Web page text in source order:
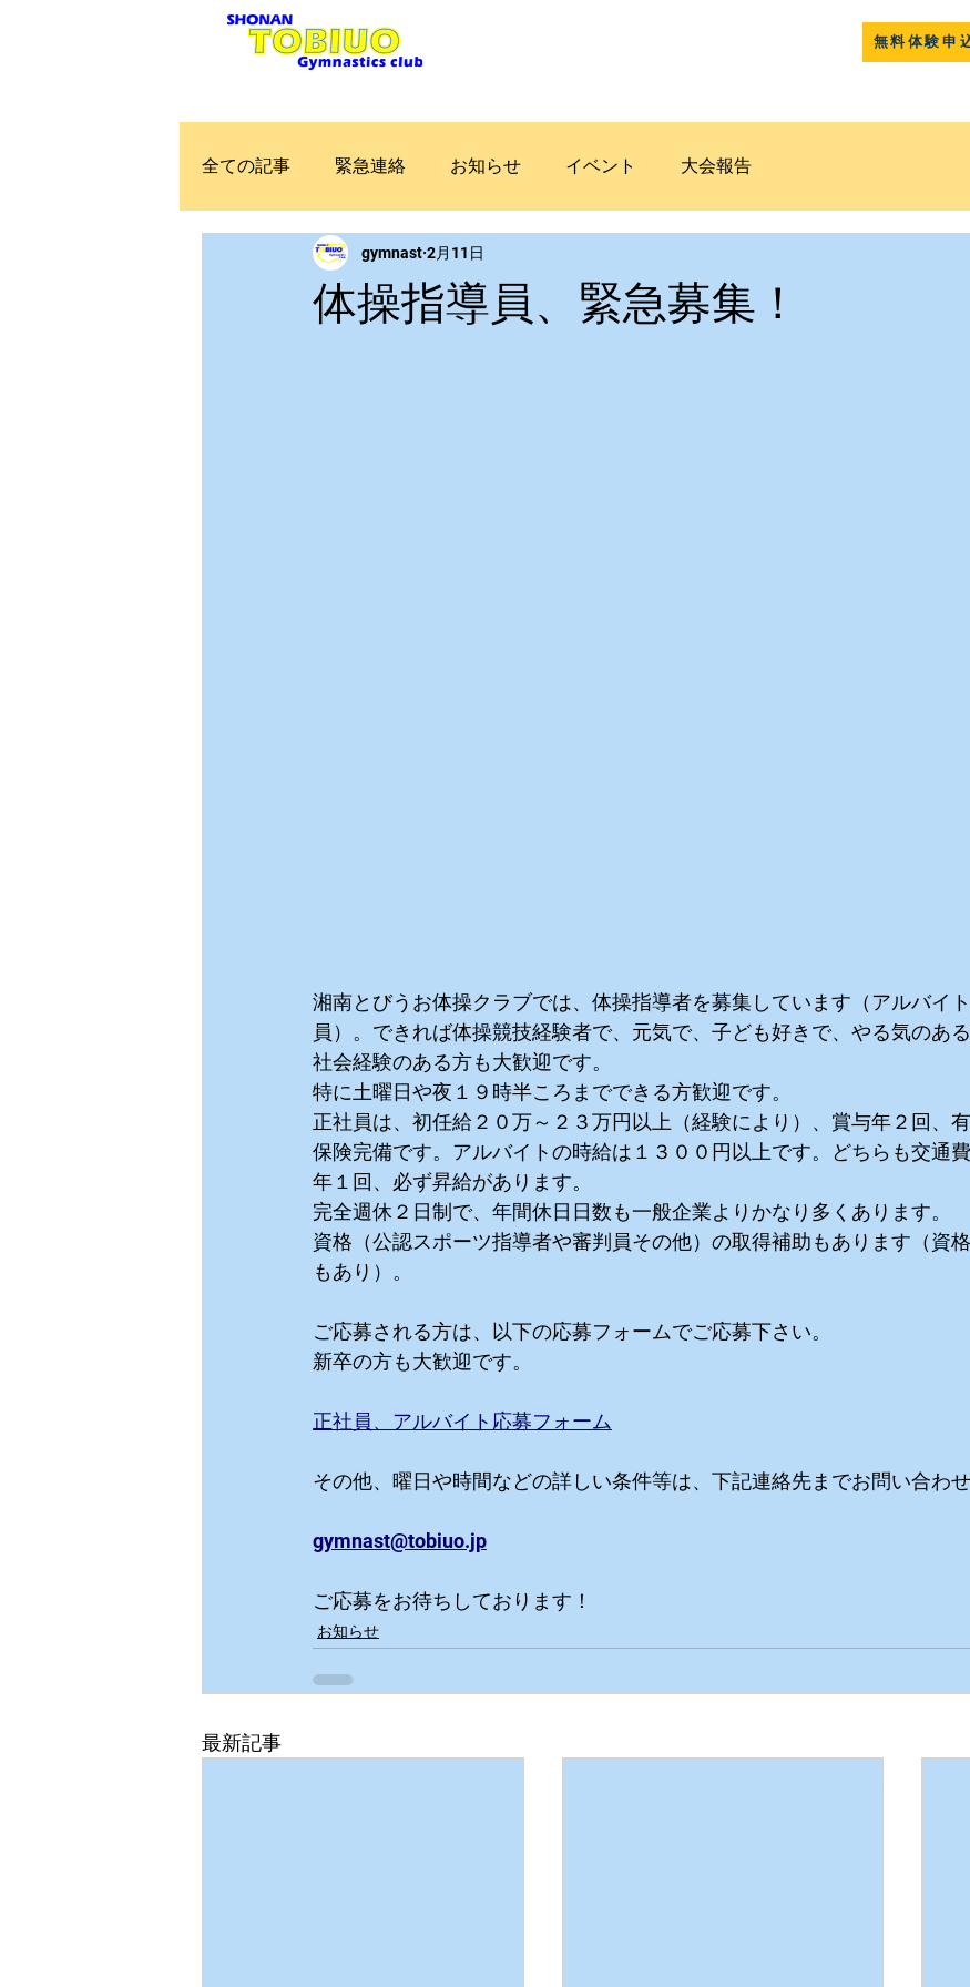
無料体験申
全ての記事 緊急連絡 お知らせ イベント 大会報告
体操指導員、緊急募集！
gymnast 2月11日
湘南とびうお体操クラブでは、体操指導者を募集しています（アルバイ
員）。できれば体操競技経験者で、元気で、子ども好きで、やる気のある
社会経験のある方も大歓迎です。
特に土曜日や夜１９時半ころまでできる方歓迎です。
正社員は、初任給２０万～２３万円以上（経験により）、賞与年２回、
保険完備です。アルバイトの時給は１３００円以上です。どちらも交通費
年１回、必ず昇給があります。
完全週休２日制で、年間休日日数も一般企業よりかなり多くあります。
資格（公認スポーツ指導者や審判員その他）の取得補助もあります（資
もあり）。
ご応募される方は、以下の応募フォームでご応募下さい。
新卒の方も大歓迎です。
正社員、アルバイト応募フォーム
その他、曜日や時間などの詳しい条件等は、下記連絡先までお問い合わせ
gymnast@tobiuo.jp
ご応募をお待ちしております！
お知らせ
最新記事